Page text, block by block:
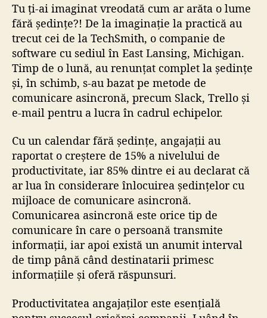
Tu ți-ai imaginat vreodată cum ar arăta o lume
fără ședințe?! De la imaginație la practică au
trecut cei de la TechSmith, o companie de
software cu sediul în East Lansing, Michigan.
Timp de o lună, au renunțat complet la ședințe
și, în schimb, s-au bazat pe metode de
comunicare asincronă, precum Slack, Trello și
e-mail pentru a lucra în cadrul echipelor.
Cu un calendar fără ședințe, angajații au
raportat o creștere de 15% a nivelului de
productivitate, iar 85% dintre ei au declarat că
ar lua în considerare înlocuirea ședințelor cu
mijloace de comunicare asincronă.
Comunicarea asincronă este orice tip de
comunicare în care o persoană transmite
informații, iar apoi există un anumit interval
de timp până când destinatarii primesc
informațiile și oferă răspunsuri.
Productivitatea angajaților este esențială